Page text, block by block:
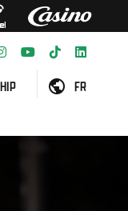
FR